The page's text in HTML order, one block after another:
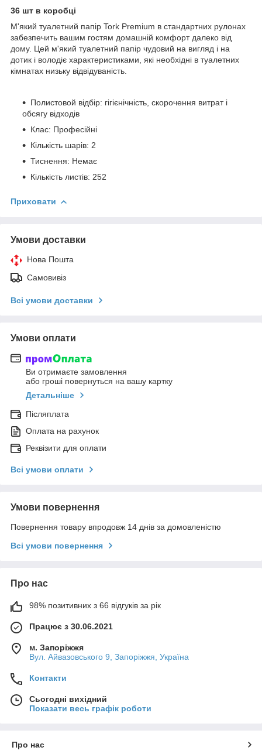
36 шт в коробці
М'який туалетний папір Tork Premium в стандартних рулонах
забезпечить вашим гостям домашній комфорт далеко від
дому. Цей м'який туалетний папір чудовий на вигляд і на
дотик і володіє характеристиками, які необхідні в туалетних
кімнатах низьку відвідуваність.
Полистовой відбір: гігієнічність, скорочення витрат і
обсягу відходів
Клас: Професійні
Кількість шарів: 2
Тиснення: Немає
Кількість листів: 252
Приховати
Умови доставки
Нова Пошта
Самовивіз
Всі умови доставки
Умови оплати
Ви отримаєте замовлення
або гроші повернуться на вашу картку
Детальніше
Післяплата
Оплата на рахунок
Реквізити для оплати
Всі умови оплати
Умови повернення
Повернення товару впродовж 14 днів за домовленістю
Всі умови повернення
Про нас
98% позитивних з 66 відгуків за рік
Працює з 30.06.2021
м. Запоріжжя
Вул. Айвазовського 9, Запоріжжя, Україна
Контакти
Сьогодні вихідний
Показати весь графік роботи
Про нас